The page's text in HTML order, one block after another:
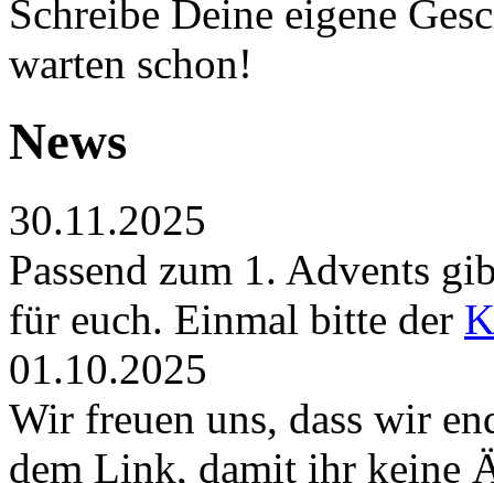
Schreibe Deine eigene
warten schon!
News
30.11.2025
Passend zum 1. Advents
für euch. Einmal bitte der
01.10.2025
Wir freuen uns, dass wir
dem Link, damit ihr keine